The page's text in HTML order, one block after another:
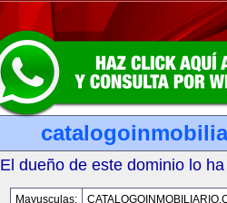
El dueño de este dominio lo
Mayusculas: